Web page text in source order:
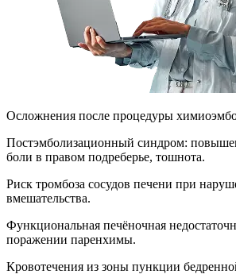
Осложнения после процедуры
Постэмболизационный синдром:
боли в правом подреберье, тошнота.
Риск тромбоза сосудов печени при
вмешательства.
Функциональная печёночная
поражении паренхимы.
Кровотечения из зоны пункции